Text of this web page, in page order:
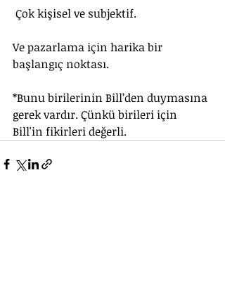
Çok kişisel ve subjektif.
Ve pazarlama için harika bir
başlangıç noktası.
*Bunu birilerinin Bill’den duymasına
gerek vardır. Çünkü birileri için
Bill'in fikirleri değerli.